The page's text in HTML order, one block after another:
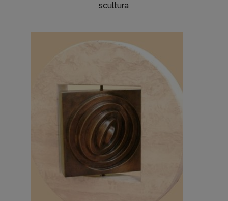
scultura